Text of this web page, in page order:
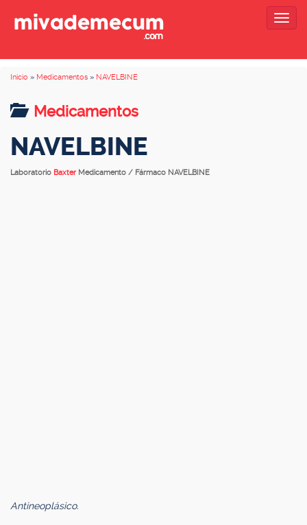
Inicio » Medicamentos » NAVELBINE
Medicamentos
NAVELBINE
Laboratorio Baxter Medicamento / Fármaco NAVELBINE
Antineoplásico.